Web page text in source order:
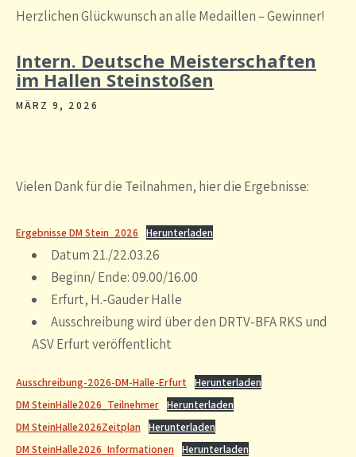
Herzlichen Glückwunschan alle Medaillen – Gewinner!
Intern. Deutsche Meisterschaften
im Hallen Steinstoßen
MÄRZ 9, 2026
Vielen Dank für die Teilnahmen, hier die Ergebnisse:
Ergebnisse DM Stein_2026 Herunterladen
Datum 21./22.03.26
Beginn/ Ende: 09.00/16.00
Erfurt, H.-Gauder Halle
Ausschreibung wird über den DRTV-BFA RKS und
ASV Erfurt veröffentlicht
Ausschreibung-2026-DM-Halle-Erfurt
Herunterladen
DM SteinHalle2026_Teilnehmer Herunterladen
DM SteinHalle2026Zeitplan
Herunterladen
DM SteinHalle2026_Informationen
Herunterladen